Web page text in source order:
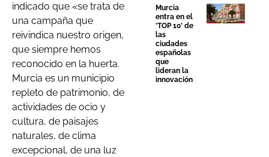
indicado que «se trata de
una campaña que
reivindica nuestro origen,
que siempre hemos
reconocido en la huerta.
Murcia es un municipio
repleto de patrimonio, de
actividades de ocio y
cultura, de paisajes
naturales, de clima
excepcional, de una luz
Murcia
entra en el
‘TOP 10’ de
las
ciudades
españolas
que
lideran la
innovación